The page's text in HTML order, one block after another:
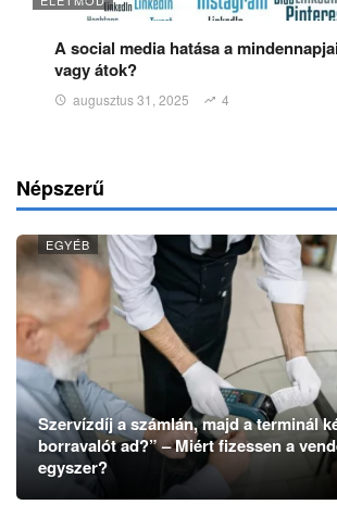
A social media hatása a
vagy átok?
augusztus 31, 2025 4
Népszerű
EGYÉB
Szervízdíj a számlán, majd a terminál
borravalót ad?” – Miért fizessen a
egyszer?